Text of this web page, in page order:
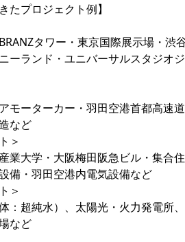
たプロジェクト例】
タワー・東京国際展示場・渋
ーランド・ユニバーサルスタジオ
モーターカー・羽田空港首都高速道
など
＞
業大学・大阪梅田阪急ビル・集合
備・羽田空港内電気設備など
＞
：超純水）、太陽光・火力発電所
など